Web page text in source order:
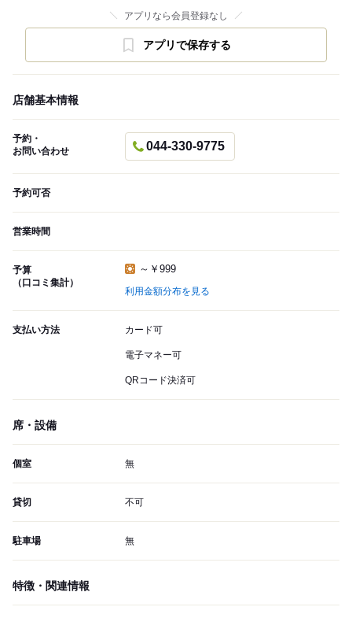
アプリなら会員登録なし
アプリで保存する
店舗基本情報
予約・
お問い合わせ
044-330-9775
予約可否
営業時間
予算
（口コミ集計）
～￥999
利用金額分布を見る
支払い方法 カード可
電子マネー可
QRコード決済可
席・設備
個室 無
貸切 不可
駐車場 無
特徴・関連情報